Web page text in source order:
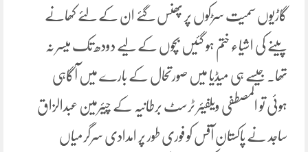
گاڑیوں سمیت سڑکوں پر پھنس گئے ان کے لئے کھانے
پینے کی اشیاء ختم ہو گئیں بچوں کے لیے دودھ تک میسر نہ
تھا. جیسے ہی میڈیا میں صورتحال کے بارے میں آگاہی
ہوئی تو المصطفی ویلفیئر ٹرسٹ برطانیہ کے چیئرمین عبدالزاق
ساجد نے پاکستان آفس کو فوری طور پر امدادی سرگرمیاں